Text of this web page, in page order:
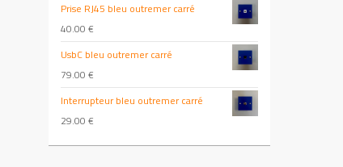
Prise RJ45 bleu outremer carré
40.00€
UsbC bleu outremer carré
79.00€
Interrupteur bleu outremer carré
29.00€